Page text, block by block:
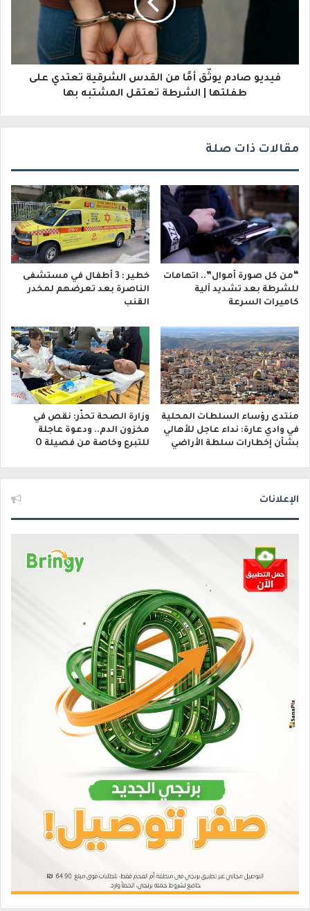
فيديو صادم يوثّق أمًا من القدس الشرقية تعتدي على
طفلتها | الشرطة تعتقل المشتبه بها
مقالات ذات صلة
“من كل صورة أموال”.. اتهامات
للشرطة بعد تشديد آلية
كاميرات السرعة
خطير : 3 أطفال في مستشفى
الناصرة بعد تعرضهم لمخدر
القنب
منتدى رؤساء السلطات المحلية
في وادي عارة: نداء عاجل للأهالي
بشأن إخطارات سلطة الأراضي
وزارة الصحة تحذّر: نقص في
مخزون الدم.. ودعوة عاجلة
للتبرع وخاصة من فصيلة O
الإعلانات